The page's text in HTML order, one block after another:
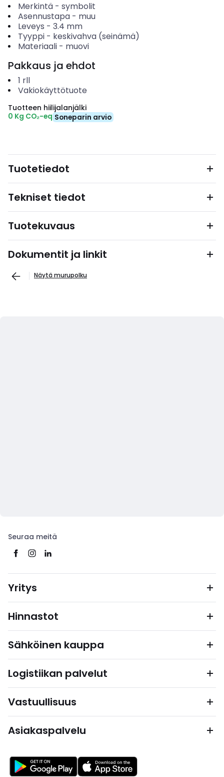
Merkintä- symbolit
Asennustapa- muu
Leveys - 3.4 mm
Tyyppi- keskivahva (seinämä)
Materiaali- muovi
Pakkaus ja ehdot
1 rll
Vakiokäyttötuote
Tuotteen hiilijalanjälki
0 Kg CO₂-eq Soneparin arvio
Tuotetiedot
Tekniset tiedot
Tuotekuvaus
Dokumentit ja linkit
Näytä murupolku
Seuraa meitä
Yritys
Hinnastot
Sähköinen kauppa
Logistiikan palvelut
Vastuullisuus
Asiakaspalvelu